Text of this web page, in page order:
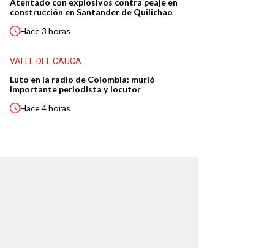
Atentado con explosivos contra peaje en
construcción en Santander de Quilichao
Hace3 horas
VALLE DEL CAUCA
Luto en la radio de Colombia: murió
importante periodista y locutor
Hace4 horas